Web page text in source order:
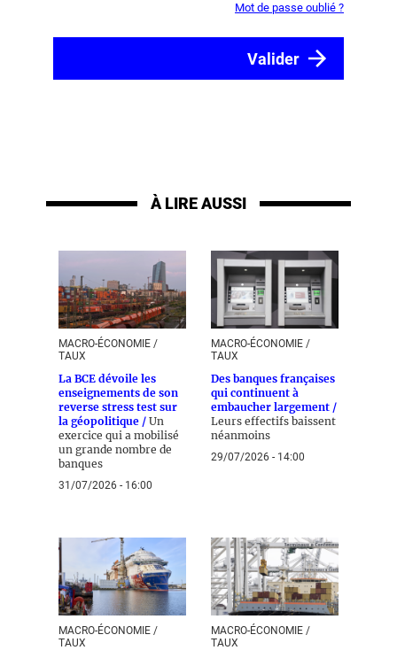
Mot de passe oublié ?
À LIRE AUSSI
MACRO-ÉCONOMIE /
TAUX
La BCE dévoile les
enseignements de son
reverse stress test sur
la géopolitique / Un
exercice qui a mobilisé
un grande nombre de
banques
31/07/2026 - 16:00
MACRO-ÉCONOMIE /
TAUX
Des banques françaises
qui continuent à
embaucher largement /
Leurs effectifs baissent
néanmoins
29/07/2026 - 14:00
MACRO-ÉCONOMIE /
TAUX
MACRO-ÉCONOMIE /
TAUX